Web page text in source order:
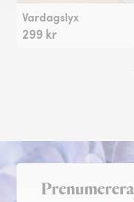
Vardagslyx
299 kr
Registrera